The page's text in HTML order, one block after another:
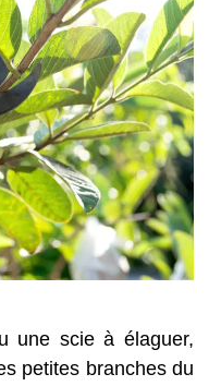
une scie à élaguer,
petites branches du